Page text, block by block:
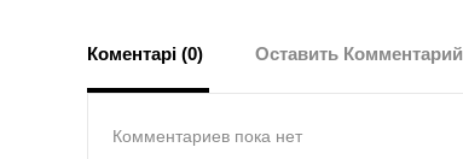
Коментарі (0) Оставить Комментарий
Комментариев пока нет